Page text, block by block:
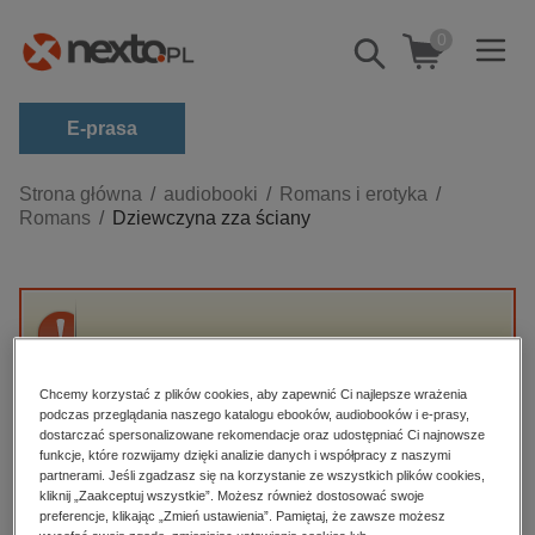
Pokaż/schowaj
wyszukiwarkę
0
E-prasa
Kategorie
Zobacz wszystkie E-prasa
budownictwo, aranżacja wnętrz
dzienniki
edukacja
hobby, sport, rozrywka
komputery, internet, technologie, informatyka
Strona główna audiobooki
Romans i erotyka
Romans
Dziewczyna zza ściany
Przepraszamy, ale produkt „Dziewczyna zza
High-contrast mode
Polecane
Chcemy korzystać z plików cookies, aby zapewnić Ci najlepsze wrażenia
podczas przeglądania naszego katalogu ebooków, audiobooków i e-prasy,
dostarczać spersonalizowane rekomendacje oraz udostępniać Ci najnowsze
funkcje, które rozwijamy dzięki analizie danych i współpracy z naszymi
partnerami. Jeśli zgadzasz się na korzystanie ze wszystkich plików cookies,
kliknij „Zaakceptuj wszystkie”. Możesz również dostosować swoje
preferencje, klikając „Zmień ustawienia”. Pamiętaj, że zawsze możesz